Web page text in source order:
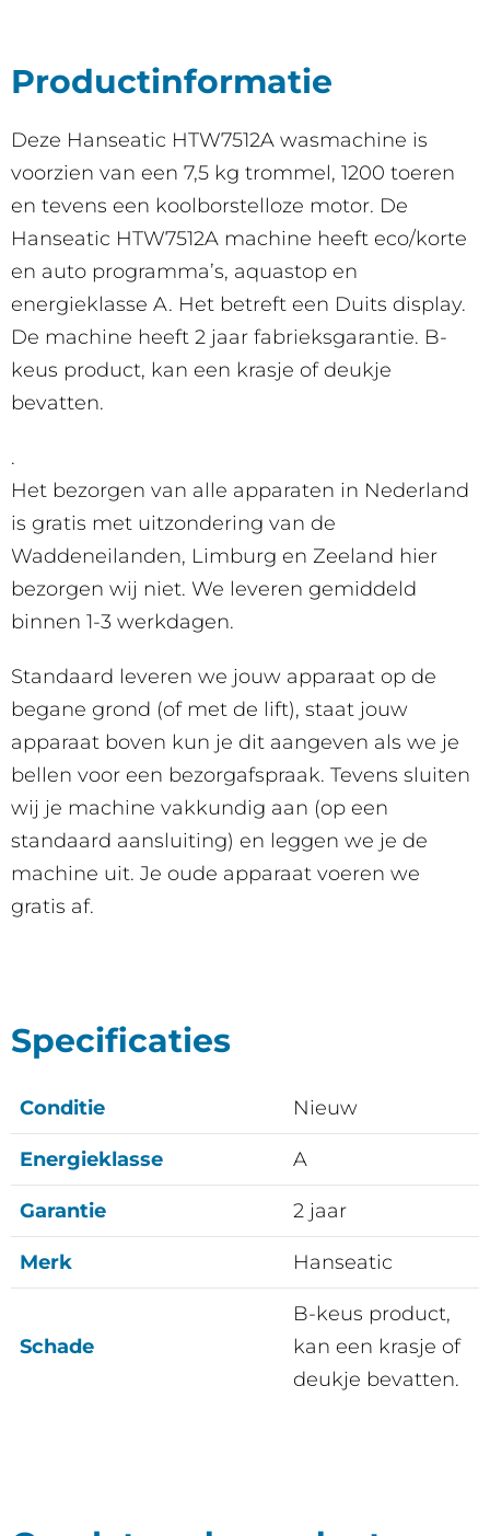
Productinformatie
Deze Hanseatic HTW7512A wasmachine is
voorzien van een 7,5 kg trommel, 1200 toeren
en tevens een koolborstelloze motor. De
Hanseatic HTW7512A machine heeft eco/korte
en auto programma’s, aquastop en
energieklasse A. Het betreft een Duits display.
De machine heeft 2 jaar fabrieksgarantie. B-
keus product, kan een krasje of deukje
bevatten.
.
Het bezorgen van alle apparaten in Nederland
is gratis met uitzondering van de
Waddeneilanden, Limburg en Zeeland hier
bezorgen wij niet. We leveren gemiddeld
binnen 1-3 werkdagen.
Standaard leveren we jouw apparaat op de
begane grond (of met de lift), staat jouw
apparaat boven kun je dit aangeven als we je
bellen voor een bezorgafspraak. Tevens sluiten
wij je machine vakkundig aan (op een
standaard aansluiting) en leggen we je de
machine uit. Je oude apparaat voeren we
gratis af.
Specificaties
Conditie Nieuw
Energieklasse A
Garantie 2 jaar
Merk Hanseatic
Schade
B-keus product,
kan een krasje of
deukje bevatten.